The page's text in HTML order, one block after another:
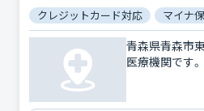
クレジットカード対応 マイナ
青森県青森市
医療機関です。